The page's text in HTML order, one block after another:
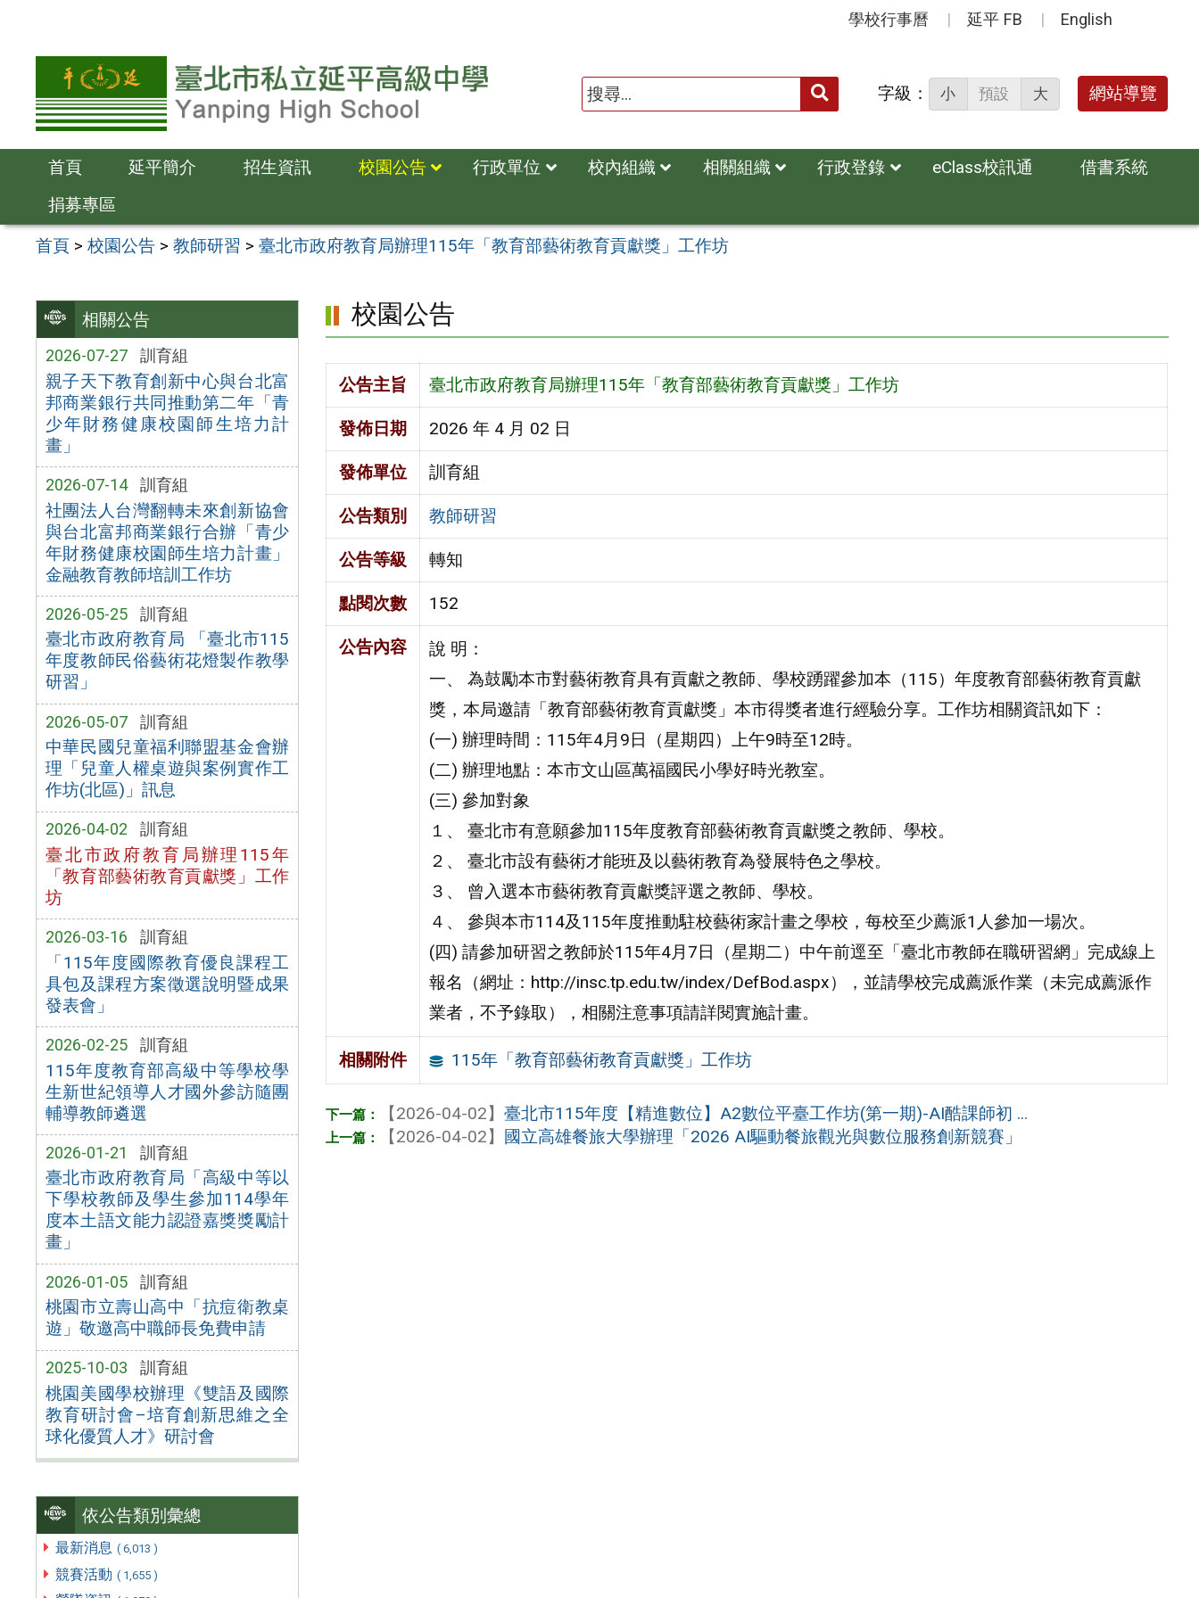
容
學校行事曆 延平 FB English
送出 字級： 小 預設 大 網站導覽
首頁 延平簡介 招生資訊 校園公告 行政單位 校內組織 相關組織 行政登錄 eClass校訊通
借書系統
捐募專區
首頁 >校園公告 >教師研習 >臺北市政府教育局辦理115年「教育部藝術教育貢獻獎」工作坊
相關公告
2026-07-27 訓育組
親子天下教育創新中心與台北富
邦商業銀行共同推動第二年「青
少年財務健康校園師生培力計
畫」
2026-07-14 訓育組
社團法人台灣翻轉未來創新協會
與台北富邦商業銀行合辦「青少
年財務健康校園師生培力計畫」
金融教育教師培訓工作坊
2026-05-25 訓育組
臺北市政府教育局 「臺北市115
年度教師民俗藝術花燈製作教學
研習」
2026-05-07 訓育組
中華民國兒童福利聯盟基金會辦
理「兒童人權桌遊與案例實作工
作坊(北區)」訊息
2026-04-02 訓育組
臺北市政府教育局辦理115年
「教育部藝術教育貢獻獎」工作
坊
2026-03-16 訓育組
「115年度國際教育優良課程工
具包及課程方案徵選說明暨成果
發表會」
2026-02-25 訓育組
115年度教育部高級中等學校學
生新世紀領導人才國外參訪隨團
輔導教師遴選
2026-01-21 訓育組
臺北市政府教育局「高級中等以
下學校教師及學生參加114學年
度本土語文能力認證嘉獎獎勵計
畫」
2026-01-05 訓育組
桃園市立壽山高中「抗痘衛教桌
遊」敬邀高中職師長免費申請
2025-10-03 訓育組
桃園美國學校辦理《雙語及國際
教育研討會–培育創新思維之全
球化優質人才》研討會
依公告類別彙總
最新消息 ( 6,013 )
競賽活動 ( 1,655 )
校園公告
公告主旨 臺北市政府教育局辦理115年「教育部藝術教育貢獻獎」工作坊
發佈日期 2026 年 4 月 02 日
發佈單位 訓育組
公告類別 教師研習
公告等級 轉知
點閱次數 152
公告內容
說 明：
一、 為鼓勵本市對藝術教育具有貢獻之教師、學校踴躍參加本（115）年度教育部藝術教育貢獻
獎，本局邀請「教育部藝術教育貢獻獎」本市得獎者進行經驗分享。工作坊相關資訊如下：
(一) 辦理時間：115年4月9日（星期四）上午9時至12時。
(二) 辦理地點：本市文山區萬福國民小學好時光教室。
(三) 參加對象
１、 臺北市有意願參加115年度教育部藝術教育貢獻獎之教師、學校。
２、 臺北市設有藝術才能班及以藝術教育為發展特色之學校。
３、 曾入選本市藝術教育貢獻獎評選之教師、學校。
４、 參與本市114及115年度推動駐校藝術家計畫之學校，每校至少薦派1人參加一場次。
(四) 請參加研習之教師於115年4月7日（星期二）中午前逕至「臺北市教師在職研習網」完成線上
報名（網址：http://insc.tp.edu.tw/index/DefBod.aspx），並請學校完成薦派作業（未完成薦派作
業者，不予錄取），相關注意事項請詳閱實施計畫。
相關附件 115年「教育部藝術教育貢獻獎」工作坊
【2026-04-02】臺北市115年度【精進數位】A2數位平臺工作坊(第一期)-AI酷課師初 ...
【2026-04-02】 國立高雄餐旅大學辦理「2026 AI驅動餐旅觀光與數位服務創新競賽」